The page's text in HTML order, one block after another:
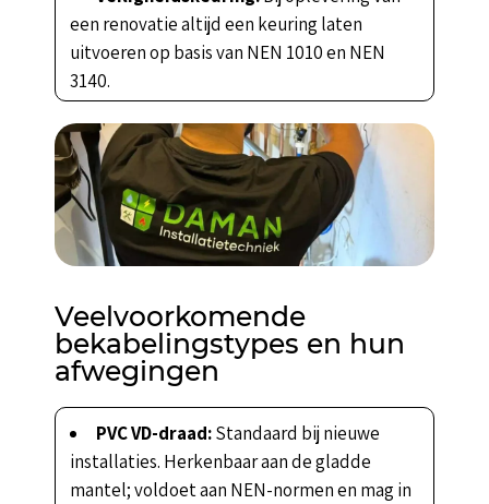
een renovatie altijd een keuring laten
uitvoeren op basis van NEN 1010 en NEN
3140.
Veelvoorkomende
bekabelingstypes en hun
afwegingen
PVC VD-draad:Standaard bij nieuwe
installaties. Herkenbaar aan de gladde
mantel; voldoet aan NEN-normen en mag in